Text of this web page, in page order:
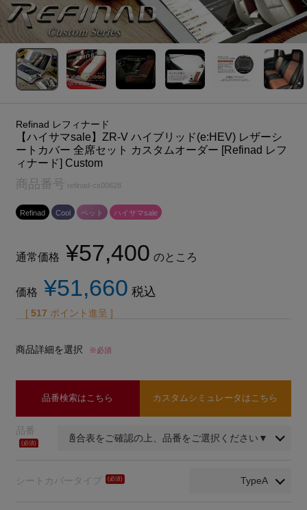
Refinad レフィナード
【ハイサマsale】ZR-V ハイブリッド(e:HEV) レザーシ
ートカバー 全席セット カスタムオーダー [Refinad レフ
ィナード] Custom
商品番号 refinad-cs00628
Refinad Cool ペット ハイサマsale
通常価格 ¥57,400 のところ
価格 ¥51,660 税込
[ 517 ポイント進呈 ]
商品詳細を選択 ※必須
品番検索はこちら カスタムシミュレータはこちら
品番
シートカバータイプ